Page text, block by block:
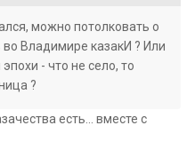
можно потолковать о
Владимире казакИ ? Или
- что не село, то
?
есть... вместе с